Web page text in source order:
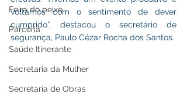
Feira do peixe
Parceria
Saúde Itinerante
Secretaria da Mulher
Secretaria de Obras
voltamos com o sentimento de dever
cumprido”, destacou o secretário de
segurança, Paulo Cézar Rocha dos Santos.